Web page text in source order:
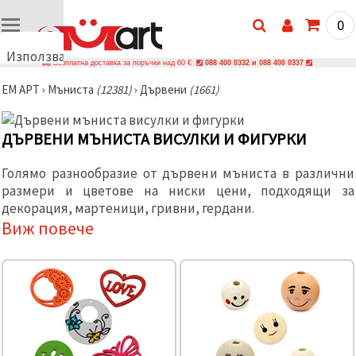
Използваме
🍪
бисквитки
и подобни
технологии,
осигурим
правилната
работа на
сайта, да
подобрим
твоето
и, с твое
съгласие,
анализираме
трафика и
0
Безплатна доставка за поръчки над 60 € 088 400 0332 и 088 400 0337
ЕМ АРТ › Мъниста (12381)› Дървени (1661)
ДЪРВЕНИ МЪНИСТА ВИСУЛКИ И ФИГУРКИ
Голямо разнообразие от дървени мъниста в различни
размери и цветове на ниски цени, подходящи за
декорация, мартеници, гривни, гердани.
Виж повече